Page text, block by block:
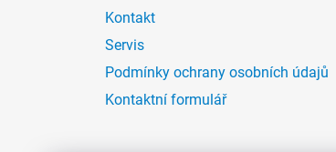
Kontakt
Servis
Podmínky ochrany osobních údajů
Kontaktní formulář